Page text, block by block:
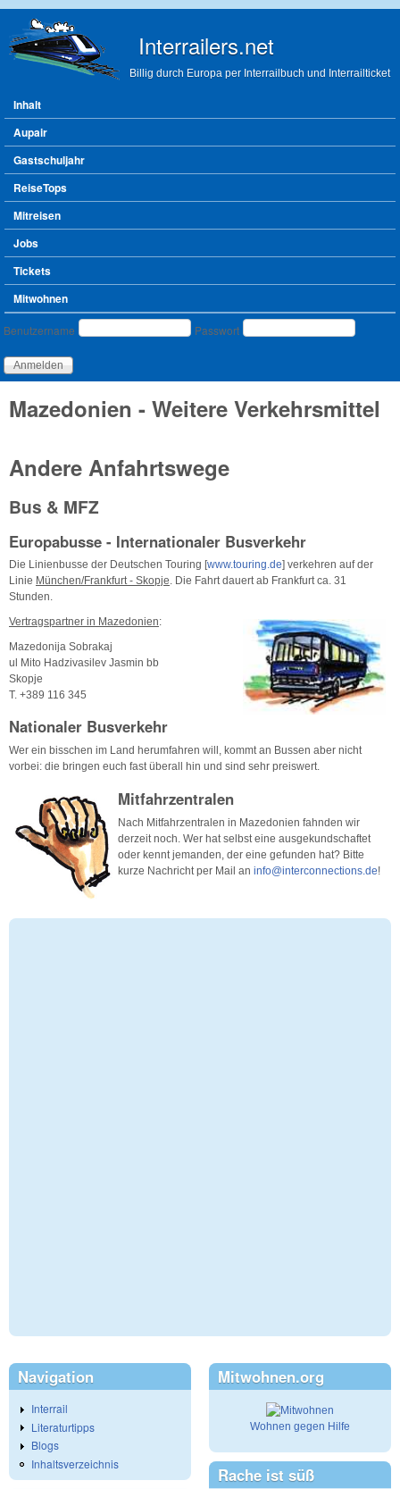
Interrailers.net
Billig durch Europa per Interrailbuch und Interrailticket
Hauptmenü
Inhalt
Aupair
Gastschuljahr
ReiseTops
Mitreisen
Jobs
Tickets
Mitwohnen
Benutzeranmeldung
Benutzername Passwort
Mazedonien - Weitere Verkehrsmittel
Andere Anfahrtswege
Bus & MFZ
Europabusse - Internationaler Busverkehr
Die Linienbusse der Deutschen Touring [www.touring.de] verkehren auf der
Linie München/Frankfurt - Skopje. Die Fahrt dauert ab Frankfurt ca. 31
Stunden.
Vertragspartner in Mazedonien:
Mazedonija Sobrakaj
ul Mito Hadzivasilev Jasmin bb
Skopje
T. +389 116 345
Nationaler Busverkehr
Wer ein bisschen im Land herumfahren will, kommt an Bussen aber nicht
vorbei: die bringen euch fast überall hin und sind sehr preiswert.
Mitfahrzentralen
Nach Mitfahrzentralen in Mazedonien fahnden wir
derzeit noch. Wer hat selbst eine ausgekundschaftet
oder kennt jemanden, der eine gefunden hat? Bitte
kurze Nachricht per Mail an info@interconnections.de!
Navigation
Interrail
Literaturtipps
Blogs
Inhaltsverzeichnis
Mitwohnen.org
Wohnen gegen Hilfe
Rache ist süß